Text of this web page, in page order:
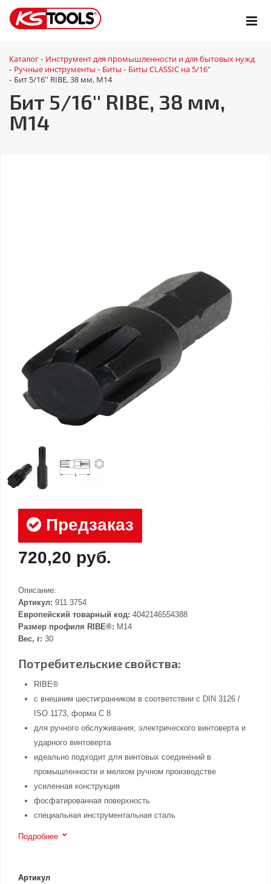
Каталог - Инструмент для промышленности и для бытовых нужд
- Ручные инструменты - Биты - Биты CLASSIC на 5/16"
- Бит 5/16'' RIBE, 38 мм, M14
Бит 5/16'' RIBE, 38 мм,
M14
Предзаказ
720,20 руб.
Описание:
Артикул: 911.3754
Европейский товарный код: 4042146554388
Размер профиля RIBE®: M14
Вес, г: 30
Потребительские свойства:
RIBE®
с внешним шестигранником в соответствии с DIN 3126 /
ISO 1173, форма С 8
для ручного обслуживания, электрического винтоверта и
ударного винтоверта
идеально подходит для винтовых соединений в
промышленности и мелком ручном производстве
усиленная конструкция
фосфатированная поверхность
специальная инструментальная сталь
Подробнее
Артикул